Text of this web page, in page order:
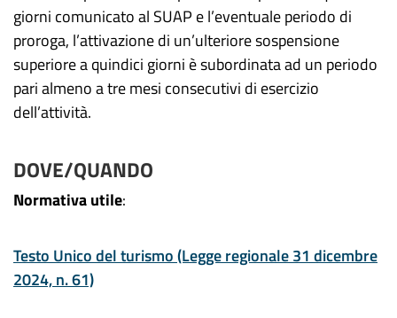
giorni comunicato al SUAP e l’eventuale periodo di
proroga, l’attivazione di un’ulteriore sospensione
superiore a quindici giorni è subordinata ad un periodo
pari almeno a tre mesi consecutivi di esercizio
dell’attività.
DOVE/QUANDO
Normativa utile:
Testo Unico del turismo (Legge regionale 31 dicembre
2024, n. 61)